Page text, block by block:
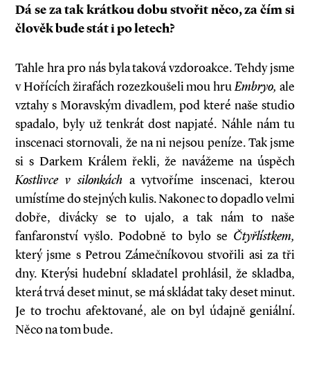
Dá se za tak krátkou dobu stvořit něco, za čím si
člověk bude stát i po letech?
Tahle hra pro nás byla taková vzdoroakce. Tehdy jsme
v Hořících žirafách rozezkoušeli mou hruEmbryo, ale
vztahy s Moravským divadlem, pod které naše studio
spadalo, byly už tenkrát dost napjaté. Náhle nám tu
inscenaci stornovali, že na ni nejsou peníze. Tak jsme
si s Darkem Králem řekli, že navážeme na úspěch
Kostlivce v silonkácha vytvoříme inscenaci, kterou
umístíme do stejných kulis. Nakonec to dopadlo velmi
dobře, divácky se to ujalo, a tak nám to naše
fanfaronství vyšlo. Podobně to bylo se Čtyřlístkem,
který jsme s Petrou Zámečníkovou stvořili asi za tři
dny. Kterýsi hudební skladatel prohlásil, že skladba,
která trvá deset minut, se má skládat taky deset minut.
Je to trochu afektované, ale on byl údajně geniální.
Něco na tom bude.